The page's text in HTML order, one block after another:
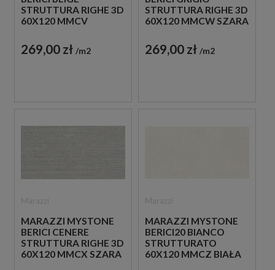
STRUTTURA RIGHE 3D
60X120 MMCV
STRUKTURALNA
IMITUJĄCA KAMIEŃ
269,00 zł m2
STRUTTURA RIGHE 3D
60X120 MMCW SZARA
STRUKTURALNA
IMITUJĄCA KAMIEŃ
269,00 zł m2
MARAZZI MYSTONE
BERICI CENERE
STRUTTURA RIGHE 3D
60X120 MMCX SZARA
MARAZZI MYSTONE
BERICI20 BIANCO
STRUTTURATO
60X120 MMCZ BIAŁA